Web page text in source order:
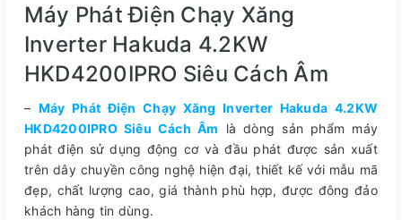
Máy Phát Điện Chạy Xăng
Inverter Hakuda 4.2KW
HKD4200IPRO Siêu Cách Âm
– Máy Phát Điện Chạy Xăng Inverter Hakuda 4.2KW
HKD4200IPRO Siêu Cách Âm là dòng sản phẩm máy
phát điện sử dụng động cơ và đầu phát được sản xuất
trên dây chuyền công nghệ hiện đại, thiết kế với mẫu mã
đẹp, chất lượng cao, giá thành phù hợp, được đông đảo
khách hàng tin dùng.